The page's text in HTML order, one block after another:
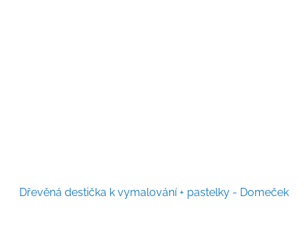
Dřevěná destička k vymalování + pastelky - Domeček